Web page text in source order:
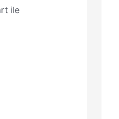
ile